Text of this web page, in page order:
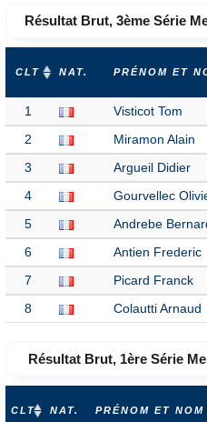
Résultat Brut, 3ème Série
CLT NAT. PRÉNOM ET
1 Visticot Tom
2 Miramon Alain
3 Argueil Didier
4 Gourvellec
5 Andrebe
6 Antien Frederic
7 Picard Franck
8 Colautti Arnaud
Résultat Brut, 1ère Série
CLT NAT. PRÉNOM ET NOM